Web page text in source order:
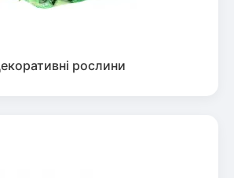
рослини